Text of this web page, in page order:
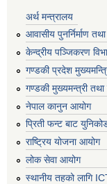
अर्थ मन्त्रालय
आवासीय पुनर्निर्माण
केन्द्रीय पञ्जिकरण
गण्डकी प्रदेश
गण्डकी मुख्यमन्त्री तथा
नेपाल कानुन आयोग
प्रिती फन्ट बाट
राष्ट्रिय योजना आयोग
लोक सेवा आयोग
स्थानीय तहको लागि